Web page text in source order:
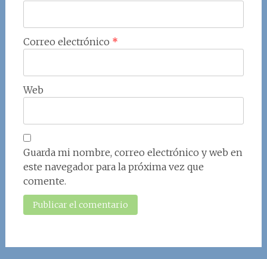
Correo electrónico *
Web
Guarda mi nombre, correo electrónico y web en
este navegador para la próxima vez que
comente.